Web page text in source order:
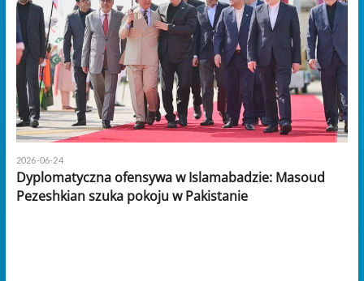
2026-06-24
Dyplomatyczna ofensywa w Islamabadzie: Masoud
Pezeshkian szuka pokoju w Pakistanie